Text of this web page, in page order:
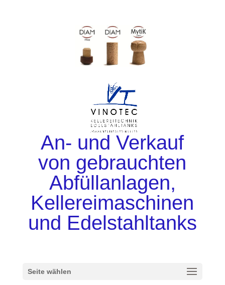
An- und Verkauf
von gebrauchten
Abfüllanlagen,
Kellereimaschinen
und Edelstahltanks
Seite wählen